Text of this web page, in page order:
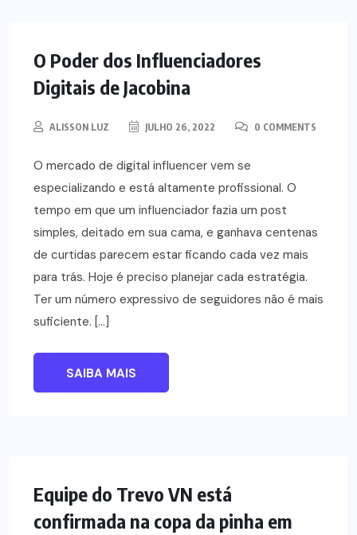
O Poder dos Influenciadores
Digitais de Jacobina
ALISSON LUZ JULHO 26, 2022 0 COMMENTS
O mercado de digital influencer vem se
especializando e está altamente profissional. O
tempo em que um influenciador fazia um post
simples, deitado em sua cama, e ganhava centenas
de curtidas parecem estar ficando cada vez mais
para trás. Hoje é preciso planejar cada estratégia.
Ter um número expressivo de seguidores não é mais
suficiente. […]
SAIBA MAIS
Equipe do Trevo VN está
confirmada na copa da pinha em